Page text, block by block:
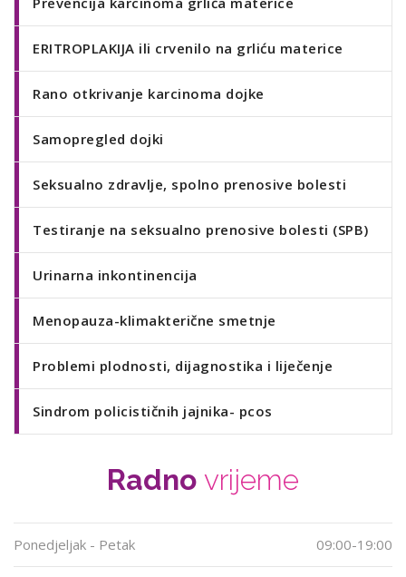
ERITROPLAKIJA ili crvenilo na grliću materice
Rano otkrivanje karcinoma dojke
Samopregled dojki
Seksualno zdravlje, spolno prenosive bolesti
Testiranje na seksualno prenosive bolesti (SPB)
Urinarna inkontinencija
Menopauza-klimakterične smetnje
Problemi plodnosti, dijagnostika i liječenje
Sindrom policističnih jajnika- pcos
Radno vrijeme
Ponedjeljak - Petak 09:00-19:00